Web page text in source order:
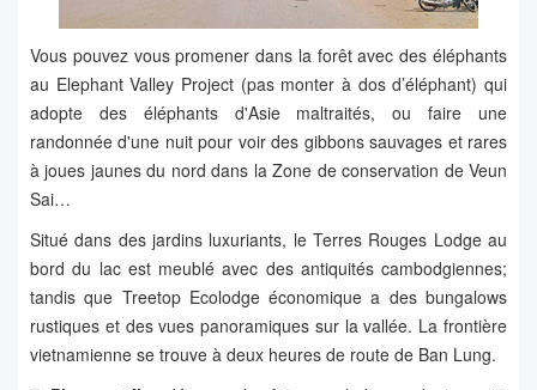
Vous pouvez vous promener dans la forêt avec des éléphants
au Elephant Valley Project (pas monter à dos d’éléphant) qui
adopte des éléphants d'Asie maltraités, ou faire une
randonnée d'une nuit pour voir des gibbons sauvages et rares
à joues jaunes du nord dans la Zone de conservation de Veun
Sai…
Situé dans des jardins luxuriants, le Terres Rouges Lodge au
bord du lac est meublé avec des antiquités cambodgiennes;
tandis que Treetop Ecolodge économique a des bungalows
rustiques et des vues panoramiques sur la vallée. La frontière
vietnamienne se trouve à deux heures de route de Ban Lung.